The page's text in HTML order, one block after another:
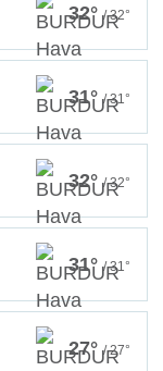
32°/ 32°
31°/ 31°
32°/ 32°
31°/ 31°
27°/ 27°